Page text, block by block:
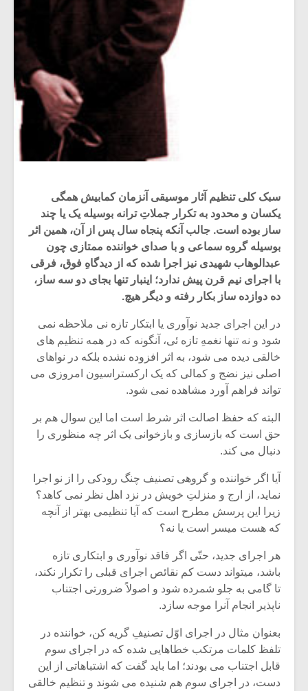
سبک کلی تنظیم آثار موسیقی آنزمان کمابیش همگی
یکسان و محدود به تکرار جملاتِ ترانه بوسیله یک یا چند
ساز بوده است. جالب آنکه پنجاه سال پس از آن، همین اثر
بوسیله گروه سماعی و با صدای خواننده ممتازی چون
عبدالوهاب شهیدی نیز اجرا شده که از دیدگاهِ فوق، فرقی
با اجرای نیم قرن پیش ندارد؛ اینبار تنها بجای دو سه ساز،
ده دوازده ساز بکار رفته و دیگر هیچ.
در این اجرای جدید نوآوری یا ابتکار تازه نی ملاحظه نمی
شود و نه تنها نغمهِ تازه ئی، آنگونه که در همه تنظیم های
خالقی دیده می شود، به اثر افزوده نشده بلکه در نواهای
اصلی نیز نضج و کمالی که یک ارکستراسیون امروزی می
تواند فراهم آورد مشاهده نمی شود.
البته که حفظ اصالت اثر شرط است اما این سوال هم بر
حق است که بازسازی و بازخوانی یک اثر چه منظوری را
دنبال می کند.
آیا اگر خواننده و گروهی تصنیف چنگ رودکی را از نو اجرا
نماید، از ارج و منزلتِ خویش در نزد اهل نظر نمی کاهد؟
زیرا این پرسش مطرح است که آیا تنظیمی بهتر از آنچه
که هست میسر است یا نه؟
هر اجرای جدید، حتّی اگر فاقد نوآوری و ابتکاری تازه
باشد، میتواند دست کم نقائص اجرای قبلی را تکرار نکند،
تا گامی به جلو شمرده شود و اصولاً ضرورتی اجتناب
ناپذیر انجام آنرا موجه سازد.
بعنوان مثال در اجرای اوّل تصنیفِ گریه کن، خواننده در
تلفظ کلمات مرتکب خطاهایی شده که در اجرای سوم
قابل اجتناب می بودند؛ اما باید گفت که اشتباهاتی از این
دست، در اجرای سوم هم شنیده می شوند و تنظیم خالقی
میکلوش روژا
یادداشتی بر موسیقی
متن فیلم «متری
شیش و نیم»
اگر نمی توانی
مشهورترین باشی،
بدنام ترین باش
موریس ژار
دوره
موسیقی
موسیقی